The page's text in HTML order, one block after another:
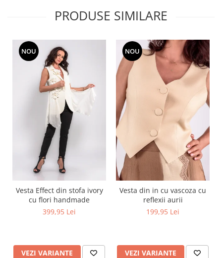
PRODUSE SIMILARE
NOU
Vesta Effect din stofa ivory
cu flori handmade
399,95 Lei
VEZI VARIANTE
NOU
Vesta din in cu vascoza cu
reflexii aurii
199,95 Lei
VEZI VARIANTE